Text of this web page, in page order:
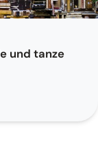
und tanze